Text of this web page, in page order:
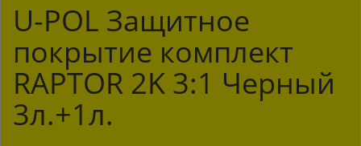
U-POL Защитное
покрытие комплект
RAPTOR 2K 3:1 Черный
3л.+1л.